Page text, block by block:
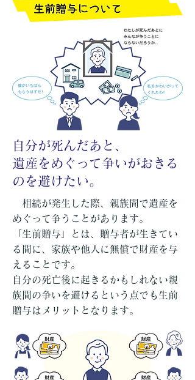
自分が死んだあと、
遺産をめぐって争いがおきる
のを避けたい。
相続が発生した際、親族間で遺産を
めぐって争うことがあります。
「生前贈与」とは、贈与者が生きてい
る間に、家族や他人に無償で財産を与
えることです。
自分の死亡後に起きるかもしれない親
族間の争いを避けるという点でも生前
贈与はメリットとなります。